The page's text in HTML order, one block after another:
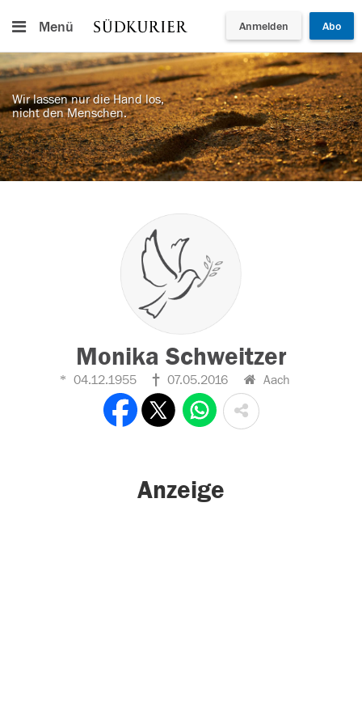
Menü Anmelden Abo
Wir lassen nur die Hand los,
nicht den Menschen.
Monika Schweitzer
04.12.1955 07.05.2016 Aach
Anzeige